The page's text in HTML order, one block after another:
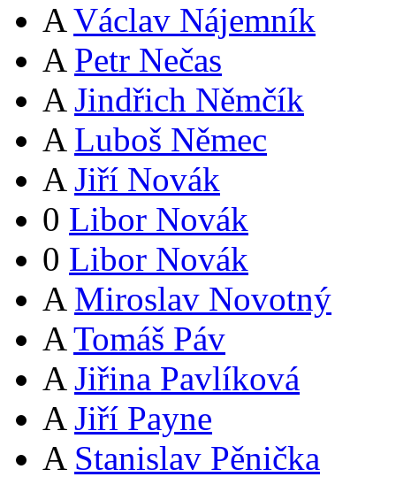
A Václav Nájemník
A Petr Nečas
A Jindřich Němčík
A Luboš Němec
A Jiří Novák
0 Libor Novák
0 Libor Novák
A Miroslav Novotný
A Tomáš Páv
A Jiřina Pavlíková
A Jiří Payne
A Stanislav Pěnička